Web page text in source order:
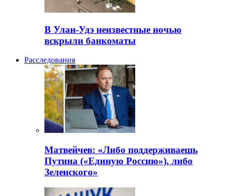
В Улан-Удэ неизвестные ночью
вскрыли банкоматы
Расследования
Матвейчев: «Либо поддерживаешь
Путина («Единую Россию»), либо
Зеленского»